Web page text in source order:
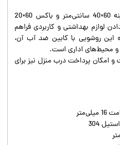
ابعاد کابین 41×67 سانتی‌متر، آینه 60×40 سانتی‌متر و باکس 60×20
لوازم بهداشتی و کاربردی فراهم
این روشویی با کابین ضد آب آن،
و محیط‌های اداری است.
امکان پرداخت درب منزل نیز برای
304